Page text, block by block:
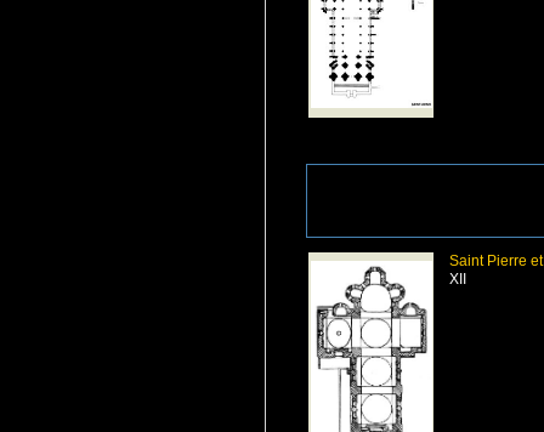
Saint Pierre
XII